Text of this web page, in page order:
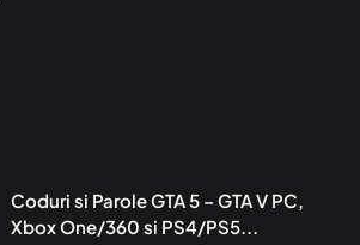
Coduri si Parole GTA 5 – GTA V PC,
Xbox One/360 si PS4/PS5...